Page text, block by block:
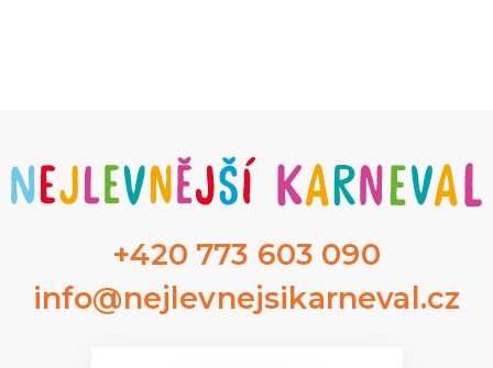
+420 773 603 090
info@nejlevnejsikarneval.cz